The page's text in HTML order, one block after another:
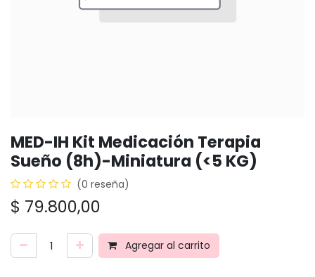
MED-IH Kit Medicación Terapia
Sueño (8h)-Miniatura (<5 KG)
(0 reseña)
$ 79.800,00
Agregar al carrito